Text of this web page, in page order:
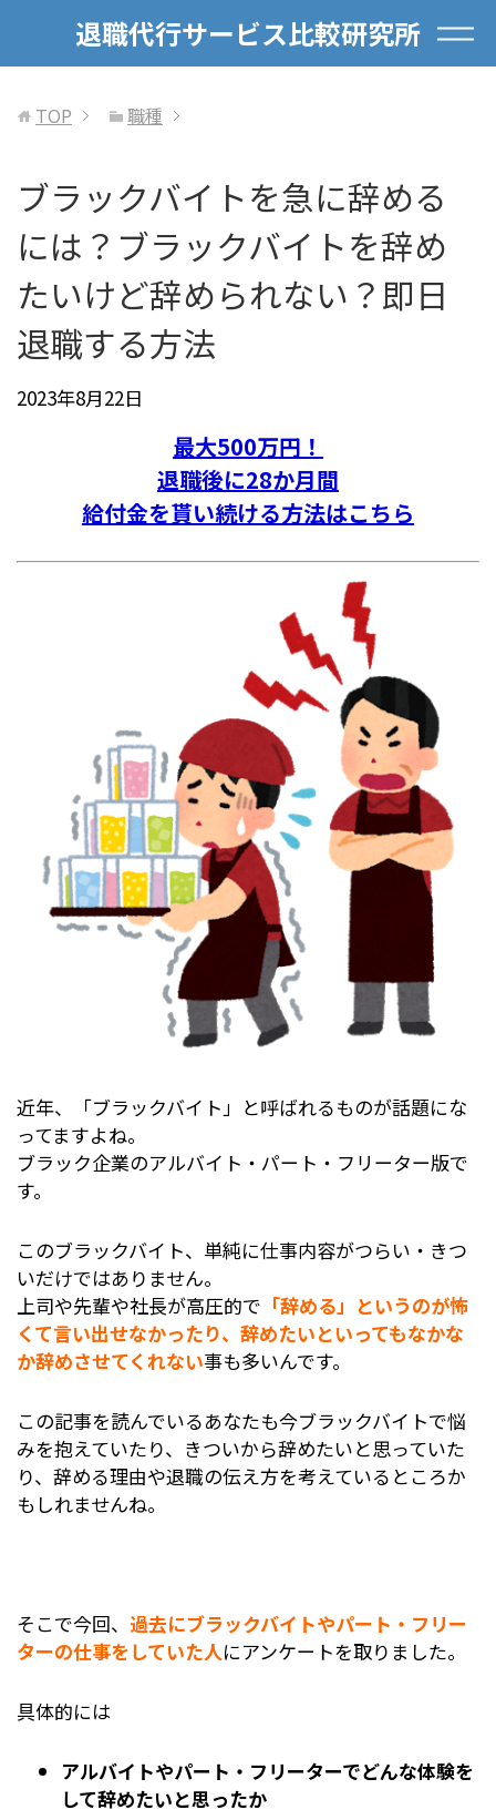
退職代行サービス比較研究所
TOP 職種
ブラックバイトを急に辞める
には？ブラックバイトを辞め
たいけど辞められない？即日
退職する方法
2023年8月22日
最大500万円！
退職後に28か月間
給付金を貰い続ける方法はこちら
近年、「ブラックバイト」と呼ばれるものが話題にな
ってますよね。
ブラック企業のアルバイト・パート・フリーター版で
す。
このブラックバイト、単純に仕事内容がつらい・きつ
いだけではありません。
上司や先輩や社長が高圧的で 「辞める」というのが怖
くて言い出せなかったり、辞めたいといってもなかな
か辞めさせてくれない事も多いんです。
この記事を読んでいるあなたも今ブラックバイトで悩
みを抱えていたり、きついから辞めたいと思っていた
り、辞める理由や退職の伝え方を考えているところか
もしれませんね。
そこで今回、 過去にブラックバイトやパート・フリー
ターの仕事をしていた人にアンケートを取りました。
具体的には
アルバイトやパート・フリーターでどんな体験を
して辞めたいと思ったか